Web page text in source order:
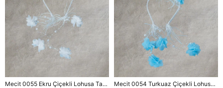
Mecit 0055 Ekru Çiçekli Lohusa Taç Terlik Seti Mecit 0054 Turkuaz Çiçekli Lohusa Taç Terlik Seti